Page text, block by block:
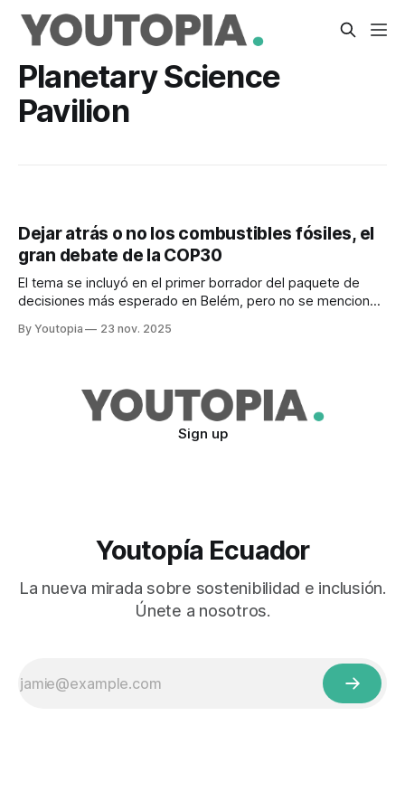
Planetary Science
Pavilion
Dejar atrás o no los combustibles fósiles, el
gran debate de la COP30
El tema se incluyó en el primer borrador del paquete de
decisiones más esperado en Belém, pero no se mencionó
By Youtopia 23 nov. 2025
Sign up
Youtopía Ecuador
La nueva mirada sobre sostenibilidad e inclusión.
Únete a nosotros.